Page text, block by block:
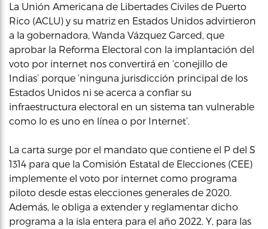
La Unión Americana de Libertades Civiles de Puerto
Rico (ACLU) y su matriz en Estados Unidos advirtieron
a la gobernadora, Wanda Vázquez Garced, que
aprobar la Reforma Electoral con la implantación del
voto por internet nos convertirá en ‘conejillo de
Indias’ porque ‘ninguna jurisdicción principal de los
Estados Unidos ni se acerca a confiar su
infraestructura electoral en un sistema tan vulnerable
como lo es uno en línea o por Internet’.
La carta surge por el mandato que contiene el P del S
1314 para que la Comisión Estatal de Elecciones (CEE)
implemente el voto por internet como programa
piloto desde estas elecciones generales de 2020.
Además, le obliga a extender y reglamentar dicho
programa a la isla entera para el año 2022. Y, para las